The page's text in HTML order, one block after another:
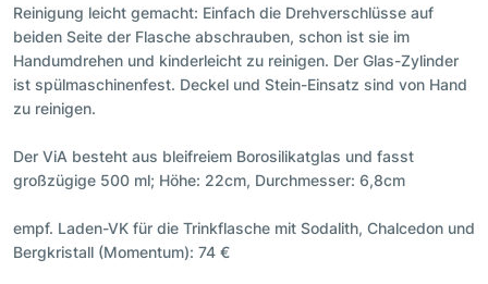
Reinigung leicht gemacht: Einfach die Drehverschlüsse auf
beiden Seite der Flasche abschrauben, schon ist sie im
Handumdrehen und kinderleicht zu reinigen. Der Glas-Zylinder
ist spülmaschinenfest. Deckel und Stein-Einsatz sind von Hand
zu reinigen.
Der ViA besteht aus bleifreiem Borosilikatglas und fasst
großzügige 500 ml; Höhe: 22cm, Durchmesser: 6,8cm
empf. Laden-VK für die Trinkflasche mit Sodalith, Chalcedon und
Bergkristall (Momentum): 74 €